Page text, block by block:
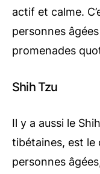
actif et calme.
personnes
promenades
Shih Tzu
Il y a aussi le
tibétaines, est le
personnes